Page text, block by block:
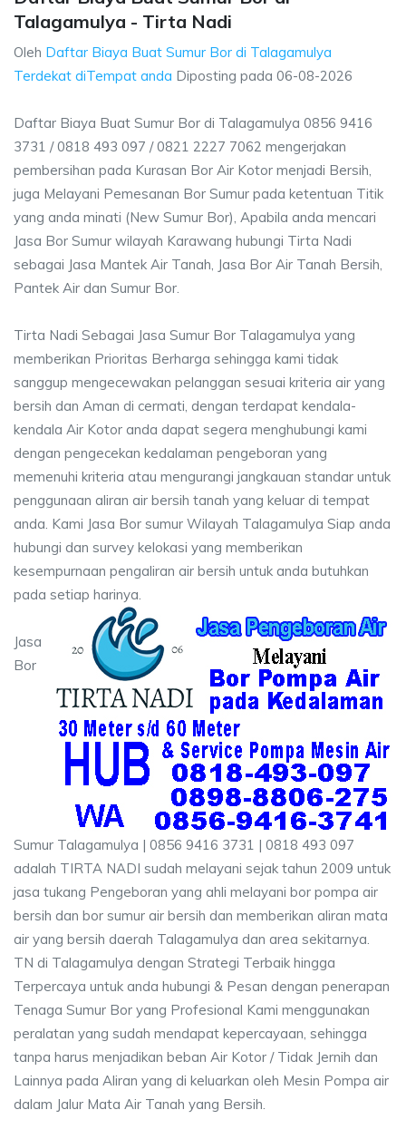
Talagamulya - Tirta Nadi
Oleh Daftar Biaya Buat Sumur Bor di Talagamulya
Terdekat diTempat anda Diposting pada 06-08-2026
Daftar Biaya Buat Sumur Bor di Talagamulya 0856 9416
3731 / 0818 493 097 / 0821 2227 7062 mengerjakan
pembersihan pada Kurasan Bor Air Kotor menjadi Bersih,
juga Melayani Pemesanan Bor Sumur pada ketentuan Titik
yang anda minati (New Sumur Bor), Apabila anda mencari
Jasa Bor Sumur wilayah Karawang hubungi Tirta Nadi
sebagai Jasa Mantek Air Tanah, Jasa Bor Air Tanah Bersih,
Pantek Air dan Sumur Bor.
Tirta Nadi Sebagai Jasa Sumur Bor Talagamulya yang
memberikan Prioritas Berharga sehingga kami tidak
sanggup mengecewakan pelanggan sesuai kriteria air yang
bersih dan Aman di cermati, dengan terdapat kendala-
kendala Air Kotor anda dapat segera menghubungi kami
dengan pengecekan kedalaman pengeboran yang
memenuhi kriteria atau mengurangi jangkauan standar untuk
penggunaan aliran air bersih tanah yang keluar di tempat
anda. Kami Jasa Bor sumur Wilayah Talagamulya Siap anda
hubungi dan survey kelokasi yang memberikan
kesempurnaan pengaliran air bersih untuk anda butuhkan
pada setiap harinya.
Jasa
Bor
Sumur Talagamulya | 0856 9416 3731 | 0818 493 097
adalah TIRTA NADI sudah melayani sejak tahun 2009 untuk
jasa tukang Pengeboran yang ahli melayani bor pompa air
bersih dan bor sumur air bersih dan memberikan aliran mata
air yang bersih daerah Talagamulya dan area sekitarnya.
TN di Talagamulya dengan Strategi Terbaik hingga
Terpercaya untuk anda hubungi & Pesan dengan penerapan
Tenaga Sumur Bor yang Profesional Kami menggunakan
peralatan yang sudah mendapat kepercayaan, sehingga
tanpa harus menjadikan beban Air Kotor / Tidak Jernih dan
Lainnya pada Aliran yang di keluarkan oleh Mesin Pompa air
dalam Jalur Mata Air Tanah yang Bersih.